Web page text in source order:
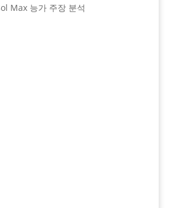
Max 능가 주장 분석